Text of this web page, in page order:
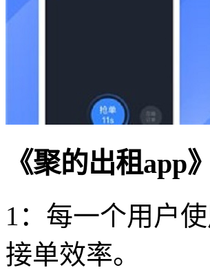
《聚的出租app
1：每一个用户
接单效率。